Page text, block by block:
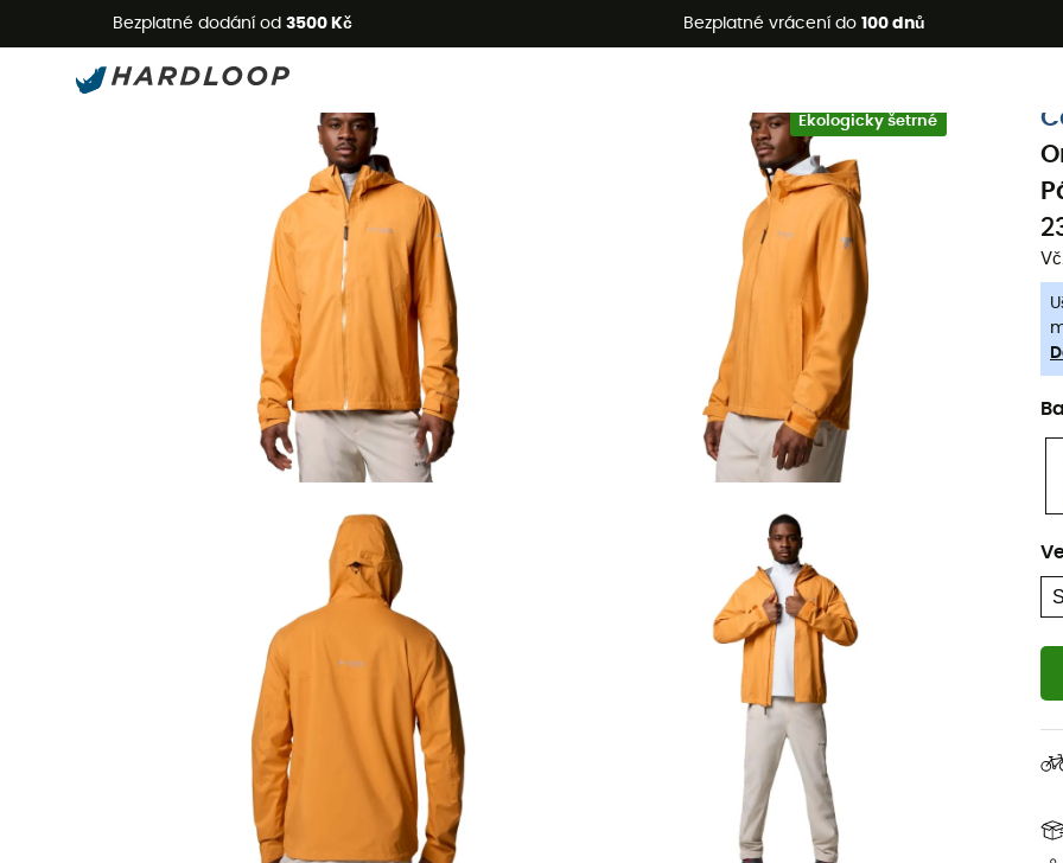
Bezplatné dodání od 3500 Kč Bezplatné vrácení do 100 dnů
Letní akce 🔥 -5 % EXTRA při nákupu 2 produktů* s kódem
Ekologicky šetrné